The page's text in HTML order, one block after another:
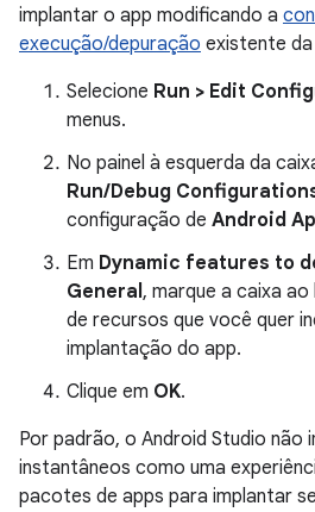
implantar o app modificando a
execução/depuração existente da
Selecione Run > Edit
menus.
No painel à esquerda da
Run/Debug
configuração de Android
Em Dynamic features to
General, marque a caixa
de recursos que você quer
implantação do app.
Clique em OK.
Por padrão, o Android Studio não
instantâneos como uma
pacotes de apps para implantar